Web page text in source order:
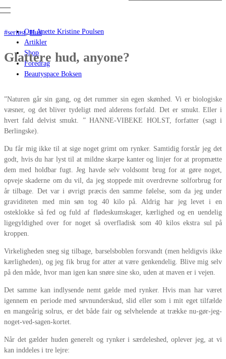
Om Anette Kristine Poulsen
Artikler
Shop
Foredrag
Beautyspace Boksen
#seriøst,Hud
Glattere hud, anyone?
”Naturen går sin gang, og det rummer sin egen skønhed. Vi er biologiske
væsner, og det bliver tydeligt med alderens forfald. Det er smukt. Eller i
hvert fald delvist smukt. ” HANNE-VIBEKE HOLST, forfatter (sagt i
Berlingske).
Du får mig ikke til at sige noget grimt om rynker. Samtidig forstår jeg det
godt, hvis du har lyst til at mildne skarpe kanter og linjer for at propmætte
dem med holdbar fugt. Jeg havde selv voldsomt brug for at gøre noget,
opveje skaderne om du vil, da jeg stoppede mit overdrevne solforbrug for
år tilbage. Det var i øvrigt præcis den samme følelse, som da jeg under
graviditeten med min søn tog 40 kilo på. Aldrig har jeg levet i en
osteklokke så fed og fuld af flødeskumskager, kærlighed og en uendelig
ligegyldighed over for noget så overfladisk som 40 kilos ekstra sul på
kroppen.
Virkeligheden sneg sig tilbage, barselsboblen forsvandt (men heldigvis ikke
kærligheden), og jeg fik brug for atter at være genkendelig. Blive mig selv
på den måde, hvor man igen kan snøre sine sko, uden at maven er i vejen.
Det samme kan indlysende nemt gælde med rynker. Hvis man har været
igennem en periode med søvnunderskud, slid eller som i mit eget tilfælde
en mangeårig solrus, er det både fair og selvhelende at trække nu-gør-jeg-
noget-ved-sagen-kortet.
Når det gælder huden generelt og rynker i særdeleshed, oplever jeg, at vi
kan inddeles i tre lejre: